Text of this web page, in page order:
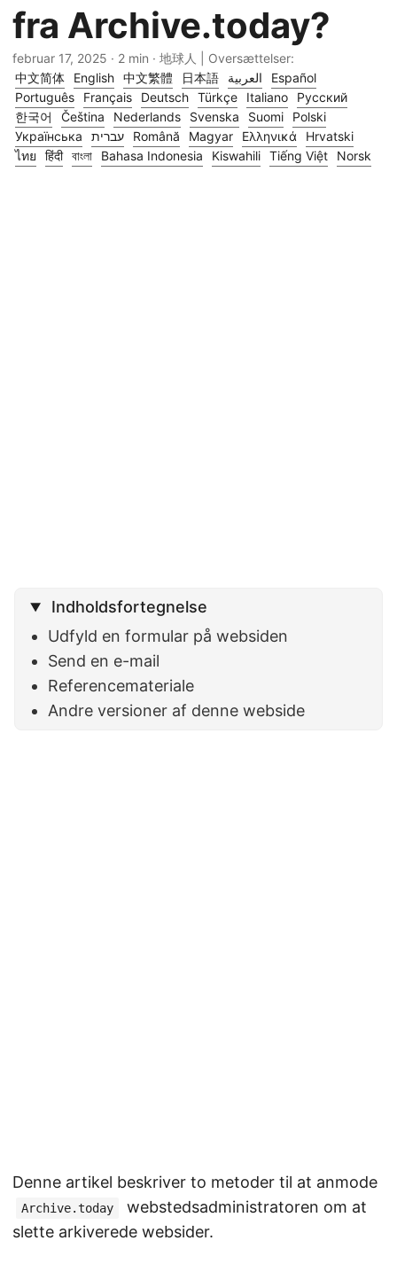
fra Archive.today?
februar 17, 2025 · 2 min · 地球人 | Oversættelser:
中文简体
English 中文繁體 日本語 العربية
Español
Português
Français Deutsch Türkçe Italiano
Русский
한국어
Čeština Nederlands Svenska Suomi
Polski
Українська
עברית Română Magyar Ελληνικά
Hrvatski
ไทย
हिंदी বাংলা Bahasa Indonesia Kiswahili Tiếng Việt Norsk
Indholdsfortegnelse
Udfyld en formular på websiden
Send en e-mail
Referencemateriale
Andre versioner af denne webside
Denne artikel beskriver to metoder til at anmode
Archive.today
webstedsadministratoren om at
slette arkiverede websider.